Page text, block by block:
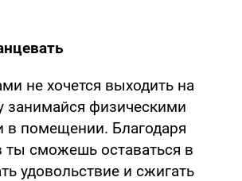
не хочется выходить на
занимайся физическими
в помещении. Благодаря
ты сможешь оставаться в
удовольствие и сжигать